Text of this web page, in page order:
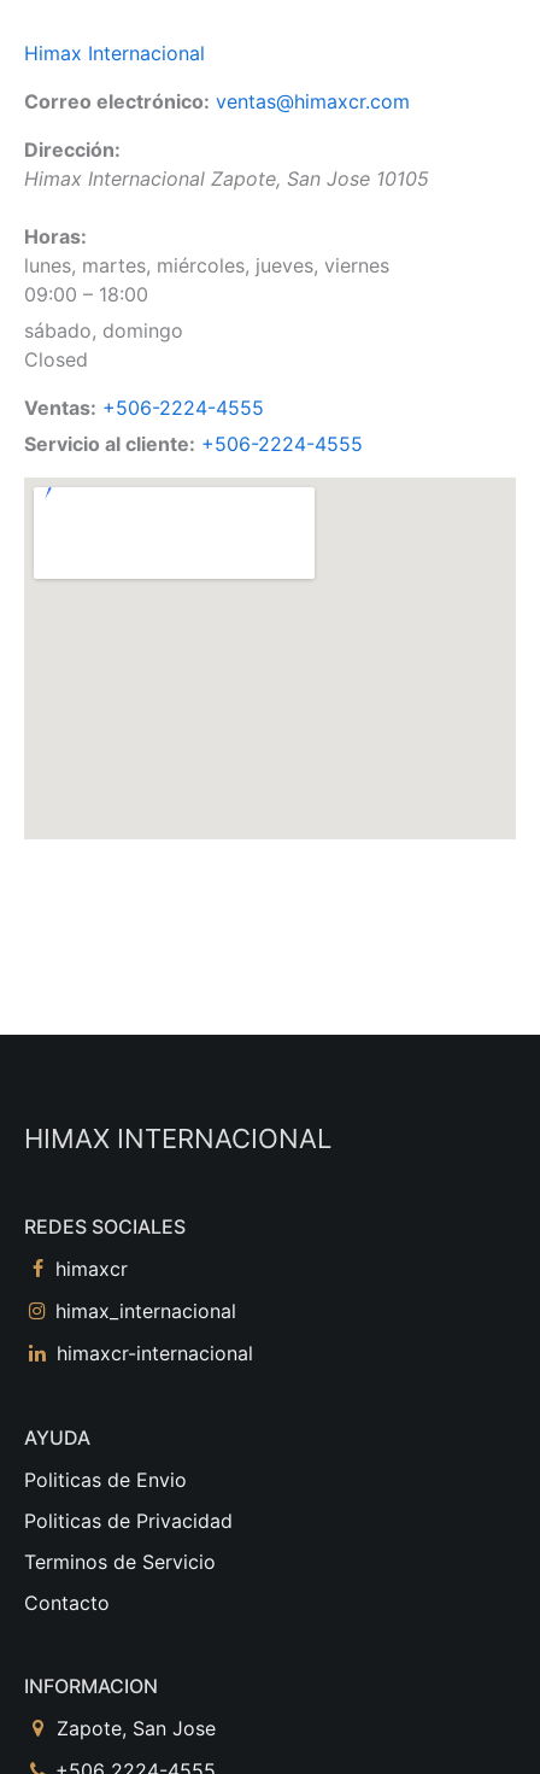
Himax Internacional
Correo electrónico: ventas@himaxcr.com
Dirección:
Himax Internacional Zapote, San Jose 10105
Horas:
lunes, martes, miércoles, jueves, viernes
09:00 – 18:00
sábado, domingo
Closed
Ventas: +506-2224-4555
Servicio al cliente: +506-2224-4555
HIMAX INTERNACIONAL
REDES SOCIALES
himaxcr
himax_internacional
himaxcr-internacional
AYUDA
Politicas de Envio
Politicas de Privacidad
Terminos de Servicio
Contacto
INFORMACION
Zapote, San Jose